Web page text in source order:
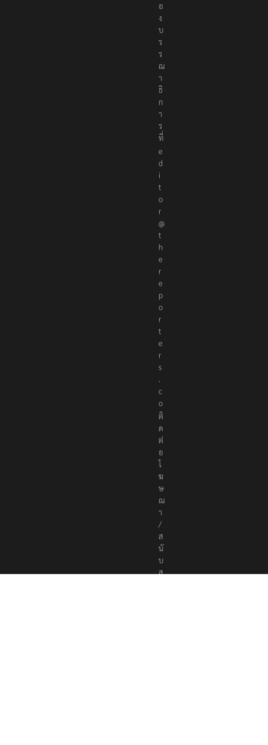
อ
ง
บ
ร
ร
ณ
า
ธิ
ก
า
ร
ที่
e
d
i
t
o
r
@
t
h
e
r
e
p
o
r
t
e
r
s
.
c
o
ติ
ด
ต่
อ
โ
ฆ
ษ
ณ
า
/
ส
นั
บ
ส